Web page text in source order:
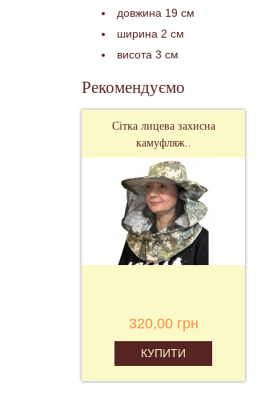
довжина 19 см
ширина 2 см
висота 3 см
Рекомендуємо
Сітка лицева захисна
камуфляж..
320,00 грн
КУПИТИ